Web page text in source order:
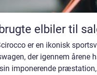
elbiler til
er en ikonisk
der igennem årene
imponerende